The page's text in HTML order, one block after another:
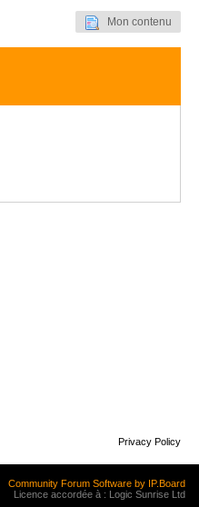
Mon contenu
Privacy Policy
Community Forum Software by IP.Board
Licence accordée à : Logic Sunrise Ltd